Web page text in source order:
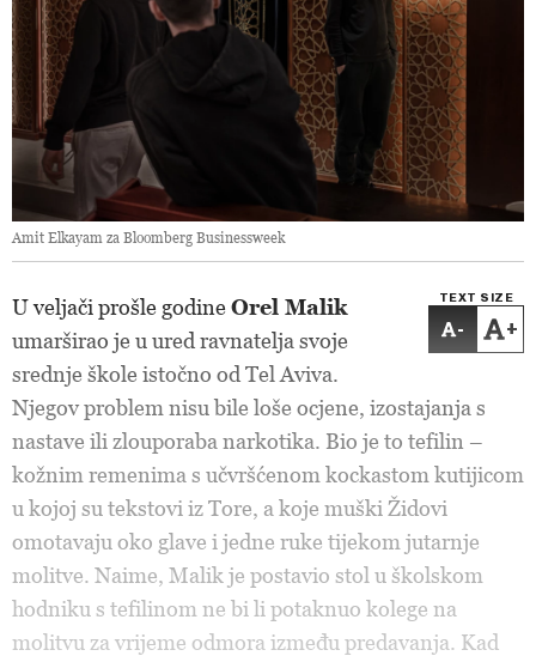
Amit Elkayam za Bloomberg Businessweek
TEXT SIZE
- +
U veljači prošle godineOrel Malik
umarširao je u ured ravnatelja svoje
srednje škole istočno od Tel Aviva.
Njegov problem nisu bile loše ocjene, izostajanja s
nastave ili zlouporaba narkotika. Bio je to tefilin –
kožnim remenima s učvršćenom kockastom kutijicom
u kojoj su tekstovi iz Tore, a koje muški Židovi
omotavaju oko glave i jedne ruke tijekom jutarnje
molitve. Naime, Malik je postavio stol u školskom
hodniku s tefilinom ne bi li potaknuo kolege na
molitvu za vrijeme odmora između predavanja. Kad